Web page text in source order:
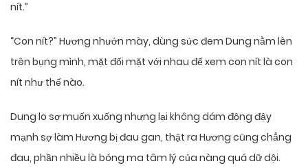
nít.”
“Con nít?” Hương nhướn mày, dùng sức đem Dung nằm lên
trên bụng mình, mặt đối mặt với nhau để xem con nít là con
nít như thế nào.
Dung lo sợ muốn xuống nhưng lại không dám động đậy
mạnh sợ làm Hương bị đau gan, thật ra Hương cũng chẳng
đau, phần nhiều là bóng ma tâm lý của nàng quá dữ dội.